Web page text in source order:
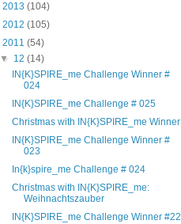
2013 (104)
2012 (105)
2011 (54)
▼ 12(14)
IN{K}SPIRE_me Challenge Winner #
024
IN{K}SPIRE_me Challenge # 025
Christmas with IN{K}SPIRE_me Winner
IN{K}SPIRE_me Challenge Winner #
023
In{k}spire_me Challenge # 024
Christmas with IN{K}SPIRE_me:
Weihnachtszauber
IN{K}SPIRE_me Challenge Winner #22